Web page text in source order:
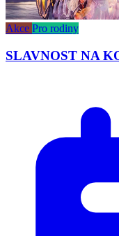
Akce Pro rodiny
SLAVNOST NA